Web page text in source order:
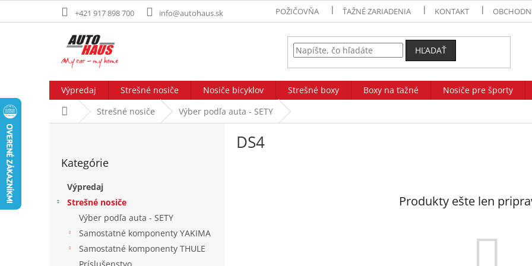
+421 917 898 700 info@autohaus.sk POŽIČOVŇA ŤAŽNÉ ZARIADENIA KONTAKT
HĽADAŤ
Výpredaj Strešné nosiče Nosiče bicyklov Strešné boxy Boxy na ťažné Nosiče pre športy
DomovStrešné nosiče Výber podľa auta - SETY
kategórie
Kategórie
Výpredaj
Strešné nosiče
Výber podľa auta - SETY
Samostatné komponenty YAKIMA
Samostatné komponenty THULE
DS4
Produkty ešte len